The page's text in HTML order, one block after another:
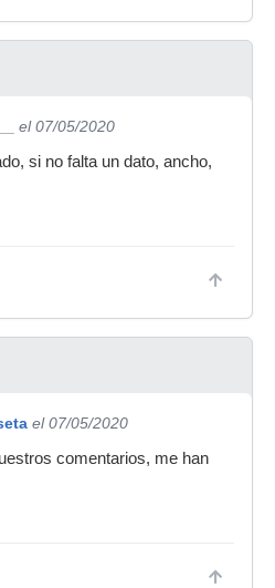
el 07/05/2020
si no falta un dato, ancho,
el 07/05/2020
comentarios, me han